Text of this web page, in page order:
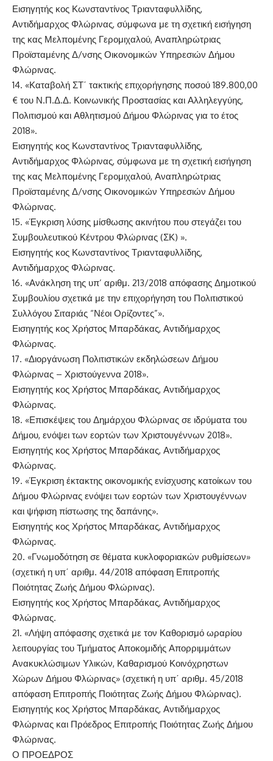
Εισηγητής κος Κωνσταντίνος Τριανταφυλλίδης,
Αντιδήμαρχος Φλώρινας, σύμφωνα με τη σχετική εισήγηση
της κας Μελπομένης Γερομιχαλού, Αναπληρώτριας
Προϊσταμένης Δ/νσης Οικονομικών Υπηρεσιών Δήμου
Φλώρινας.
14. «Καταβολή ΣΤ΄ τακτικής επιχορήγησης ποσού 189.800,00
€ του Ν.Π.Δ.Δ. Κοινωνικής Προστασίας και Αλληλεγγύης,
Πολιτισμού και Αθλητισμού Δήμου Φλώρινας για το έτος
2018».
Εισηγητής κος Κωνσταντίνος Τριανταφυλλίδης,
Αντιδήμαρχος Φλώρινας, σύμφωνα με τη σχετική εισήγηση
της κας Μελπομένης Γερομιχαλού, Αναπληρώτριας
Προϊσταμένης Δ/νσης Οικονομικών Υπηρεσιών Δήμου
Φλώρινας.
15. «Έγκριση λύσης μίσθωσης ακινήτου που στεγάζει του
Συμβουλευτικού Κέντρου Φλώρινας (ΣΚ) ».
Εισηγητής κος Κωνσταντίνος Τριανταφυλλίδης,
Αντιδήμαρχος Φλώρινας.
16. «Ανάκληση της υπ’ αριθμ. 213/2018 απόφασης Δημοτικού
Συμβουλίου σχετικά με την επιχορήγηση του Πολιτιστικού
Συλλόγου Σιταριάς “Νέοι Ορίζοντες”».
Εισηγητής κος Χρήστος Μπαρδάκας, Αντιδήμαρχος
Φλώρινας.
17. «Διοργάνωση Πολιτιστικών εκδηλώσεων Δήμου
Φλώρινας – Χριστούγεννα 2018».
Εισηγητής κος Χρήστος Μπαρδάκας, Αντιδήμαρχος
Φλώρινας.
18. «Επισκέψεις του Δημάρχου Φλώρινας σε ιδρύματα του
Δήμου, ενόψει των εορτών των Χριστουγέννων 2018».
Εισηγητής κος Χρήστος Μπαρδάκας, Αντιδήμαρχος
Φλώρινας.
19. «Έγκριση έκτακτης οικονομικής ενίσχυσης κατοίκων του
Δήμου Φλώρινας ενόψει των εορτών των Χριστουγέννων
και ψήφιση πίστωσης της δαπάνης».
Εισηγητής κος Χρήστος Μπαρδάκας, Αντιδήμαρχος
Φλώρινας.
20. «Γνωμοδότηση σε θέματα κυκλοφοριακών ρυθμίσεων»
(σχετική η υπ΄ αριθμ. 44/2018 απόφαση Επιτροπής
Ποιότητας Ζωής Δήμου Φλώρινας).
Εισηγητής κος Χρήστος Μπαρδάκας, Αντιδήμαρχος
Φλώρινας.
21. «Λήψη απόφασης σχετικά με τον Καθορισμό ωραρίου
λειτουργίας του Τμήματος Αποκομιδής Απορριμμάτων
Ανακυκλώσιμων Υλικών, Καθαρισμού Κοινόχρηστων
Χώρων Δήμου Φλώρινας» (σχετική η υπ΄ αριθμ. 45/2018
απόφαση Επιτροπής Ποιότητας Ζωής Δήμου Φλώρινας).
Εισηγητής κος Χρήστος Μπαρδάκας, Αντιδήμαρχος
Φλώρινας και Πρόεδρος Επιτροπής Ποιότητας Ζωής Δήμου
Φλώρινας.
Ο ΠΡΟΕΔΡΟΣ